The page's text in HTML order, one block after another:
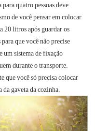
quatro pessoas deve
de você pensar em colocar
20 litros após guardar os
que você não precise
um sistema de fixação
durante o transporte.
que você só precisa colocar
gaveta da cozinha.